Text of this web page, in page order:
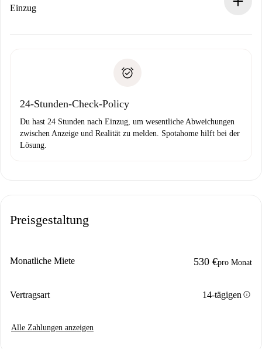
Wenn der Vermieter ablehnen muss, entstehen keine
Einzug
24-Stunden-Check-Policy
Du hast 24 Stunden nach Einzug, um wesentliche Abweichungen
zwischen Anzeige und Realität zu melden. Spotahome hilft bei der
Lösung.
Preisgestaltung
Monatliche Miete 530 €pro Monat
Vertragsart 14-tägigen info
Alle Zahlungen anzeigen